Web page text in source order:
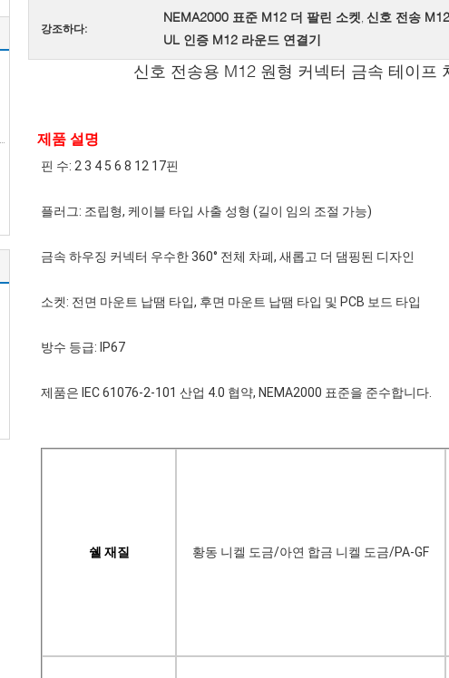
강조하다:
NEMA2000 표준 M12 더 팔린 소켓 신호 전송
UL 인증 M12 라운드 연결기
신호 전송용 M12 원형 커넥터 금속 테이프
제품 설명
핀 수: 2 3 4 5 6 8 12 17핀
플러그: 조립형, 케이블 타입 사출 성형 (길이 임의 조절 가능)
금속 하우징 커넥터 우수한 360° 전체 차폐, 새롭고 더 댐핑된 디자인
소켓: 전면 마운트 납땜 타입, 후면 마운트 납땜 타입 및 PCB 보드 타입
방수 등급: IP67
제품은 IEC 61076-2-101 산업 4.0 협약, NEMA2000 표준을 준수합니다.
쉘 재질 황동 니켈 도금/아연 합금 니켈 도금/PA-GF